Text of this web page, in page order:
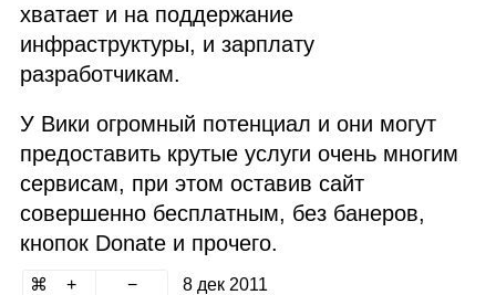
хватает и на поддержание
инфраструктуры, и зарплату
разработчикам.
У Вики огромный потенциал и они могут
предоставить крутые услуги очень многим
сервисам, при этом оставив сайт
совершенно бесплатным, без банеров,
кнопок Donate и прочего.
8 дек 2011